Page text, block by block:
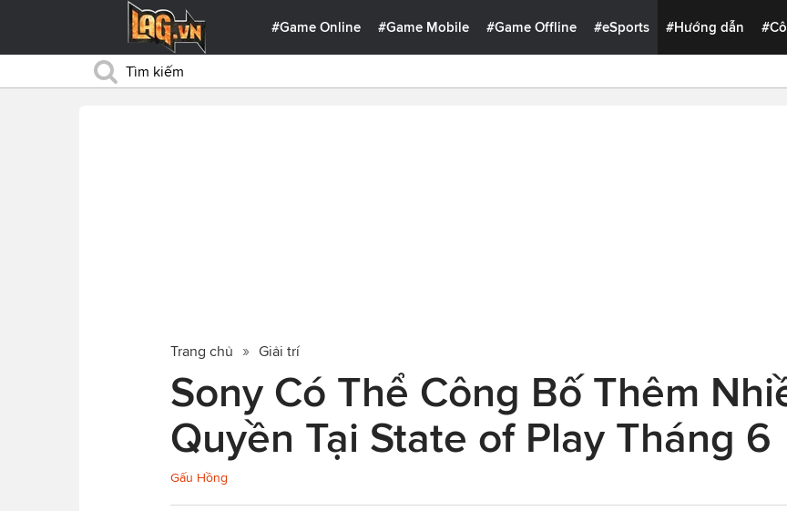
#Game Online #Game Mobile #Game Offline #eSports #Hướng dẫn
Trang chủ Giải trí
Sony Có Thể Công Bố Thêm
Quyền Tại State of Play Tháng 6
Gấu Hồng